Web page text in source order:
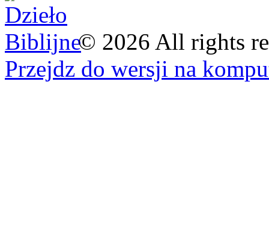
© 2026 All rights
Przejdz do wersji na